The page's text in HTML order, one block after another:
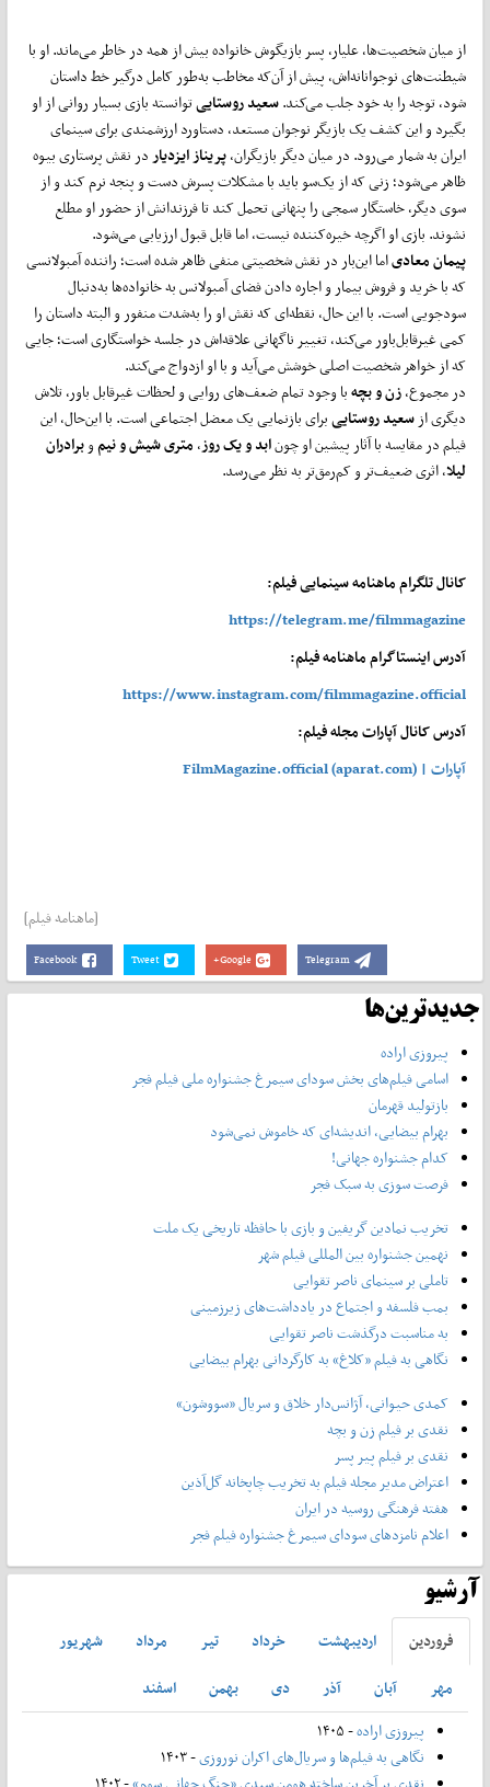
از میان شخصیت‌ها، علیار، پسر بازیگوش خانواده بیش از همه در خاطر می‌ماند. او با
شیطنت‌های نوجوانانه‌اش، پیش از آن‌که مخاطب به‌طور کامل درگیر خط داستان
شود، توجه را به خود جلب می‌کند.سعید روستاییتوانسته بازی بسیار روانی از او
بگیرد و این کشف یک بازیگر نوجوان مستعد، دستاورد ارزشمندی برای سینمای
ایران به شمار می‌رود. در میان دیگر بازیگران،پریناز ایزدیاردر نقش پرستاری بیوه
ظاهر می‌شود؛ زنی که از یک‌سو باید با مشکلات پسرش دست‌ و پنجه نرم کند و از
سوی دیگر، خاستگار سمجی را پنهانی تحمل کند تا فرزندانش از حضور او مطلع
نشوند. بازی او اگرچه خیره‌کننده نیست، اما قابل قبول ارزیابی می‌شود.
پیمان معادیاما این‌بار در نقش شخصیتی منفی ظاهر شده است؛ راننده‌ آمبولانسی
که با خرید و فروش بیمار و اجاره دادن فضای آمبولانس به خانواده‌ها به‌دنبال
سودجویی است. با این‌ حال، نقطه‌ای که نقش او را به‌شدت منفور و البته داستان را
کمی غیرقابل‌باور می‌کند، تغییر ناگهانی علاقه‌اش در جلسه‌ خواستگاری است؛ جایی
که از خواهر شخصیت اصلی خوشش می‌آید و با او ازدواج می‌کند.
در مجموع،زن و بچهبا وجود تمام ضعف‌های روایی و لحظات غیرقابل باور، تلاش
دیگری از سعید روستاییبرای بازنمایی یک معضل اجتماعی است. با این‌حال، این
فیلم در مقایسه با آثار پیشین او چونابد و یک روز،متری شیش و نیموبرادران
لیلا، اثری ضعیف‌تر و کم‌رمق‌تر به نظر می‌رسد.
کانال تلگرام ماهنامه سینمایی فیلم:
https://telegram.me/filmmagazine
آدرس اینستاگرام ماهنامه فیلم:
https://www.instagram.com/filmmagazine.official
آدرس کانال آپارات مجله فیلم:
آپارات | FilmMagazine.official (aparat.com)
[ماهنامه فیلم]
Facebook Tweet Google+ Telegram
جدیدترین‌ها
پیروزی اراده
اسامی فیلم‌های بخش سودای سیمرغ جشنواره‌ ملی فیلم فجر
بازتولید قهرمان
بهرام بیضایی، اندیشه‌ای که خاموش نمی‌شود
کدام جشنواره جهانی!
فرصت سوزی به سبک فجر
تخریب نمادین گریفین و بازی با حافظه تاریخی یک ملت
نهمین جشنواره بین المللی فیلم شهر
تاملی بر سینمای ناصر تقوایی
بمب فلسفه و اجتماع در یادداشت‌های زیرزمینی
به مناسبت درگذشت ناصر تقوایی
نگاهی به فیلم «کلاغ» به کارگردانی بهرام بیضایی
کمدی حیوانی، آژانس‌دار خلاق و سریال «سووشون»
نقدی بر فیلم زن و بچه
نقدی بر فیلم پیر پسر
اعتراض مدیر مجله فیلم به تخریب چاپخانه گل‌آذین
هفته فرهنگی روسیه در ایران
اعلام نامزدهای سودای سیمرغ جشنواره فیلم فجر
آرشیو
فروردين ارديبهشت خرداد تير مرداد
شهريور
مهر
آبان آذر دی بهمن
اسفند
پیروزی اراده- ۱۴۰۵
نگاهی به فیلم‌ها و سریال‌های اکران نوروزی- ۱۴۰۳